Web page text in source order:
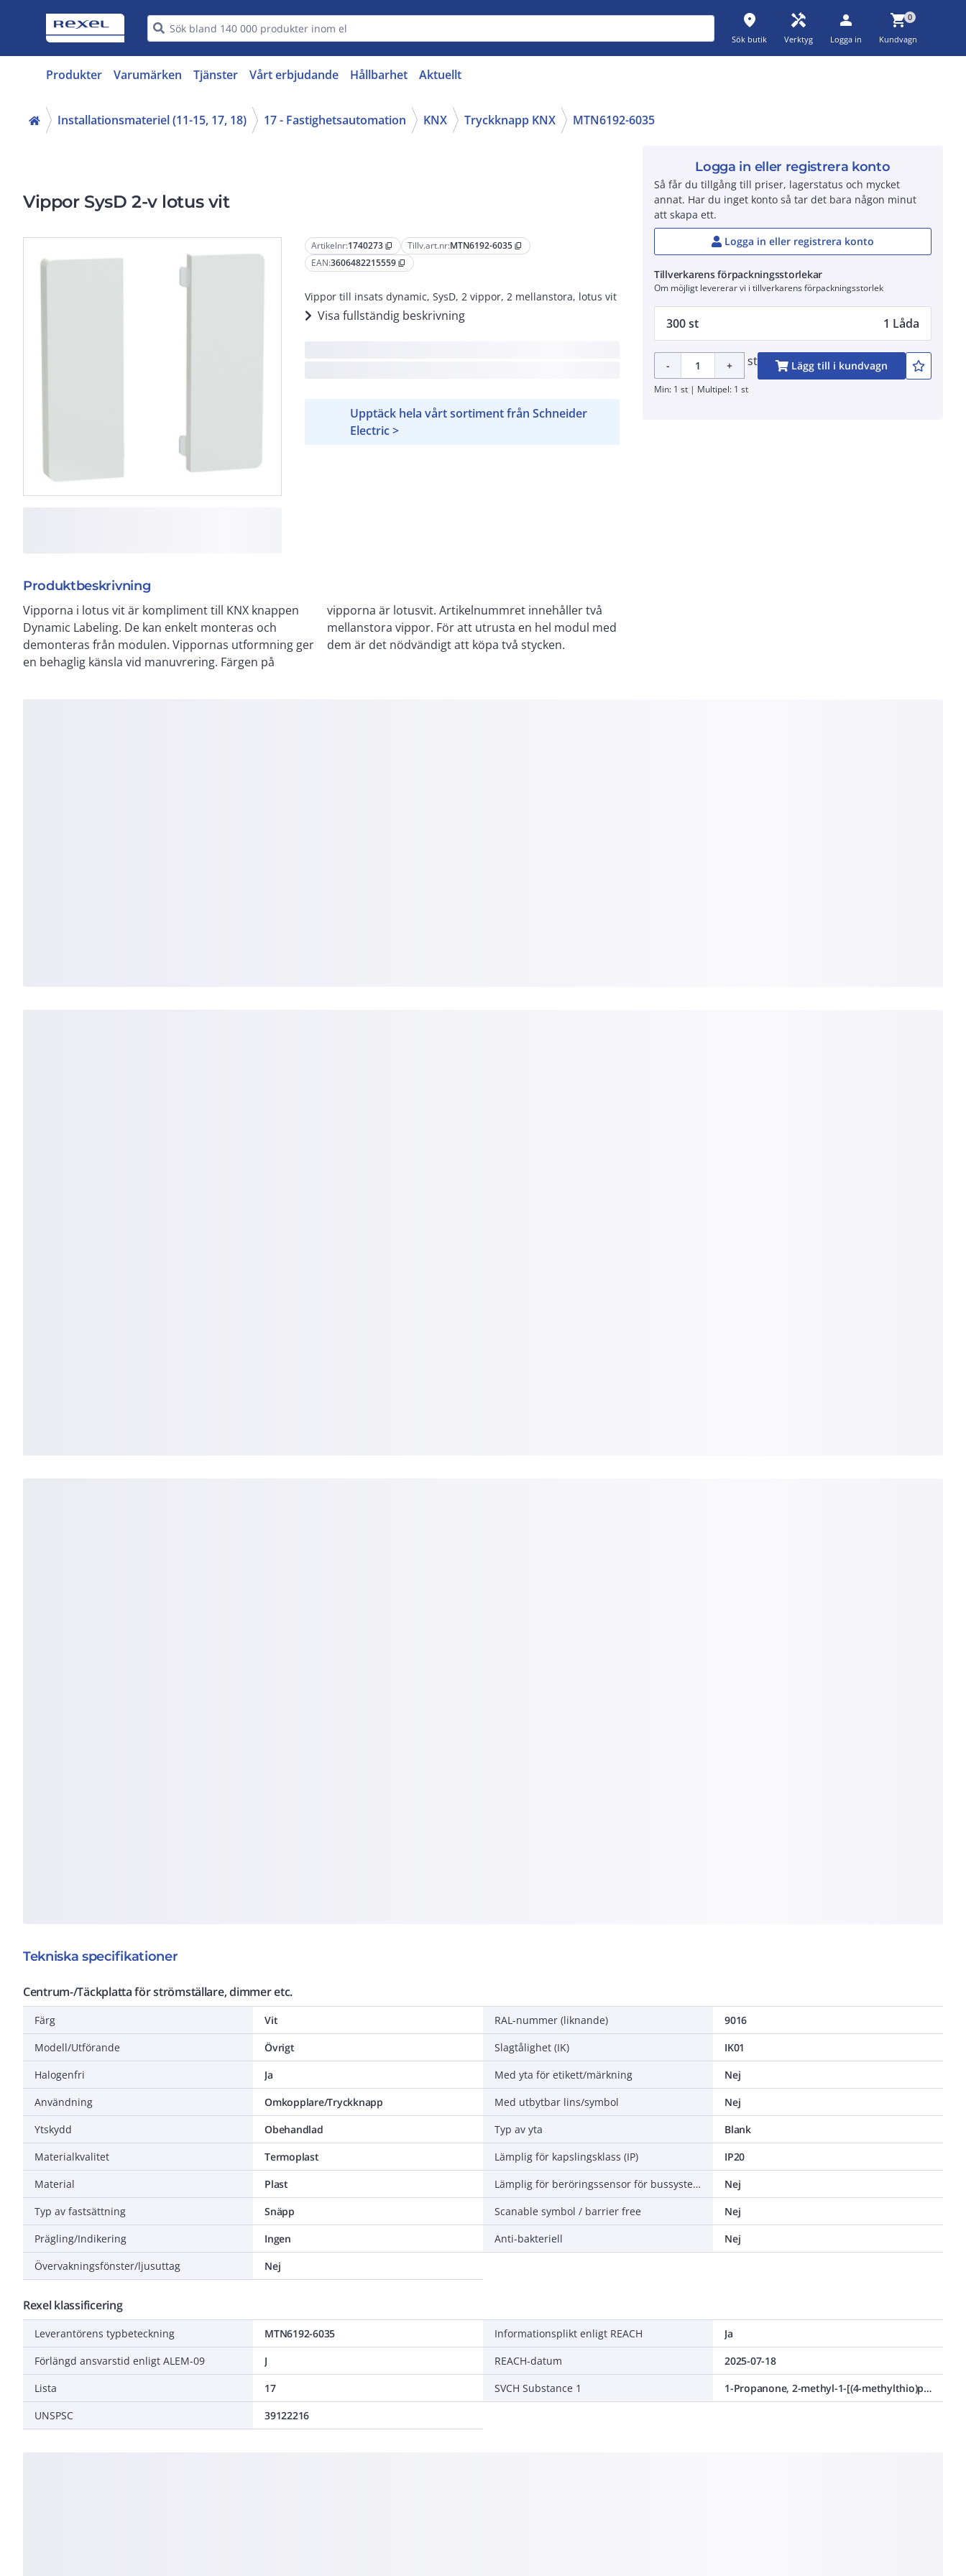
place
Sök butik
handyman
Verktyg
person
Logga in
shopping_cart0
Kundvagn
Produkter Varumärken Tjänster Vårt erbjudande Hållbarhet Aktuellt
Installationsmateriel (11-15, 17, 18) 17 - Fastighetsautomation KNX Tryckknapp KNX MTN6192-6035
Vippor SysD 2-v lotus vit
Artikelnr:1740273 content_copy Tillv.art.nr:MTN6192-6035 content_copy
EAN:3606482215559 content_copy
Vippor till insats dynamic, SysD, 2 vippor, 2 mellanstora, lotus vit
Visa fullständig beskrivning
Upptäck hela vårt sortiment från Schneider
Electric >
Produktbeskrivning
Vipporna i lotus vit är kompliment till KNX knappen
Dynamic Labeling. De kan enkelt monteras och
demonteras från modulen. Vippornas utformning ger
en behaglig känsla vid manuvrering. Färgen på
vipporna är lotusvit. Artikelnummret innehåller två
mellanstora vippor. För att utrusta en hel modul med
dem är det nödvändigt att köpa två stycken.
Logga in eller registrera konto
Så får du tillgång till priser, lagerstatus och mycket
annat. Har du inget konto så tar det bara någon minut
att skapa ett.
Logga in eller registrera konto
Tillverkarens förpackningsstorlekar
Om möjligt levererar vi i tillverkarens förpackningsstorlek
300 st 1 Låda
- + st Lägg till i kundvagn
Min: 1 st | Multipel: 1 st
Tekniska specifikationer
Centrum-/Täckplatta för strömställare, dimmer etc.
Färg
Vit
Modell/Utförande
Övrigt
Halogenfri
Ja
Användning
Omkopplare/Tryckknapp
Ytskydd
Obehandlad
Materialkvalitet
Termoplast
Material
Plast
Typ av fastsättning
Snäpp
Prägling/Indikering
Ingen
Övervakningsfönster/ljusuttag
Nej
RAL-nummer (liknande)
9016
Slagtålighet (IK)
IK01
Med yta för etikett/märkning
Nej
Med utbytbar lins/symbol
Nej
Typ av yta
Blank
Lämplig för kapslingsklass (IP)
IP20
Lämplig för beröringssensor för bussystem
Nej
Scanable symbol / barrier free
Nej
Anti-bakteriell
Nej
Rexel klassificering
Leverantörens typbeteckning
MTN6192-6035
Förlängd ansvarstid enligt ALEM-09
J
Lista
17
UNSPSC
39122216
Informationsplikt enligt REACH
Ja
REACH-datum
2025-07-18
SVCH Substance 1
1-Propanone, 2-methyl-1-[(4-methylthio)phenyl]-2-(4-morpholinyl)-